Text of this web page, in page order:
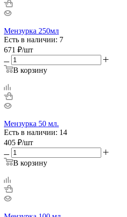
Мензурка 250мл
Есть в наличии: 7
671 ₽/шт
В корзину
Мензурка 50 мл.
Есть в наличии: 14
405 ₽/шт
В корзину